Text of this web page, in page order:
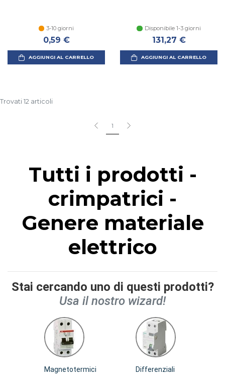
3-10 giorni
0,59 €
AGGIUNGI AL CARRELLO
Disponibile 1-3 giorni
131,27 €
AGGIUNGI AL CARRELLO
Trovati 12 articoli
1
Tutti i prodotti -
crimpatrici -
Genere materiale
elettrico
Stai cercando uno di questi prodotti?
Usa il nostro wizard!
Magnetotermici Differenziali